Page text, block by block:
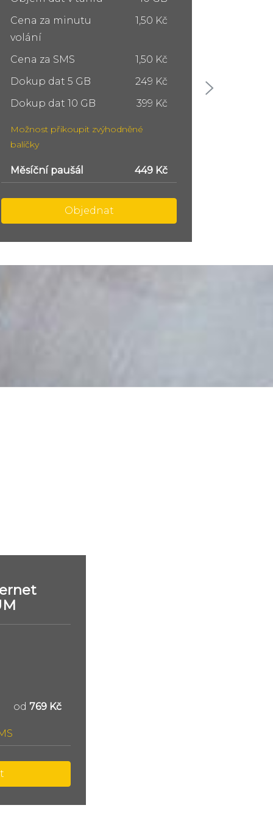
Cena za minutu
volání
1,50 Kč
Cena za SMS
1,50 Kč
Dokup dat 5 GB
249 Kč
Dokup dat 10 GB
399 Kč
Možnost přikoupit zvýhodněné
balíčky
Měsíční paušál 749 Kč
Objednat
od 769 Kč